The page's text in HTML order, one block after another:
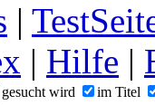
|
| Hilfe |
gesucht wird im Titel